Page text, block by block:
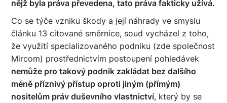
nějž byla práva převedena, tato práva fakticky užívá.
Co se týče vzniku škody a její náhrady ve smyslu
článku 13 citované směrnice, soud vycházel z toho,
že využití specializovaného podniku (zde společnost
Mircom) prostřednictvím postoupení pohledávek
nemůže pro takový podnik zakládat bez dalšího
méně příznivý přístup oproti jiným (přímým)
nositelům práv duševního vlastnictví, který by se